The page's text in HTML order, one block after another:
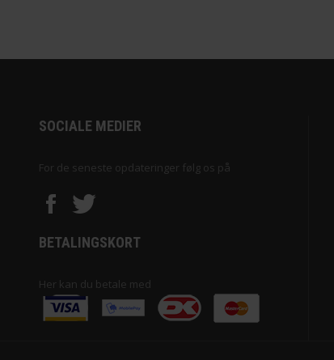
SOCIALE MEDIER
For de seneste opdateringer følg os på
BETALINGSKORT
Her kan du betale med